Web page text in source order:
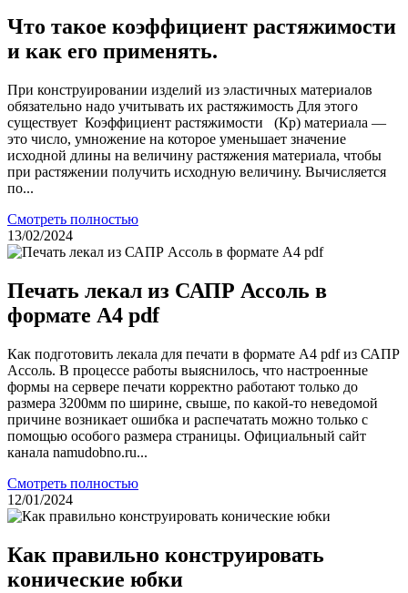
Что такое коэффициент растяжимости
и как его применять.
При конструировании изделий из эластичных материалов
обязательно надо учитывать их растяжимость Для этого
существует Коэффициент растяжимости (Кр) материала —
это число, умножение на которое уменьшает значение
исходной длины на величину растяжения материала, чтобы
при растяжении получить исходную величину. Вычисляется
по...
Смотреть полностью
13/02/2024
Печать лекал из САПР Ассоль в
формате A4 pdf
Как подготовить лекала для печати в формате А4 pdf из САПР
Ассоль. В процессе работы выяснилось, что настроенные
формы на сервере печати корректно работают только до
размера 3200мм по ширине, свыше, по какой-то неведомой
причине возникает ошибка и распечатать можно только с
помощью особого размера страницы. Официальный сайт
канала namudobno.ru...
Смотреть полностью
12/01/2024
Как правильно конструировать
конические юбки